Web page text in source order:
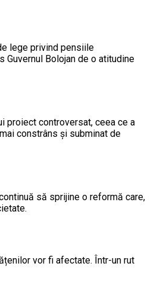
lege privind pensiile
Bolojan de o atitudine
proiect controversat, ceea ce a
constrâns și subminat de
să sprijine o reformă care,
vor fi afectate. Într-un rut